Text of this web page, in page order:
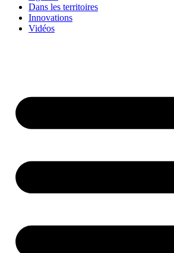
Dans les territoires
Innovations
Vidéos